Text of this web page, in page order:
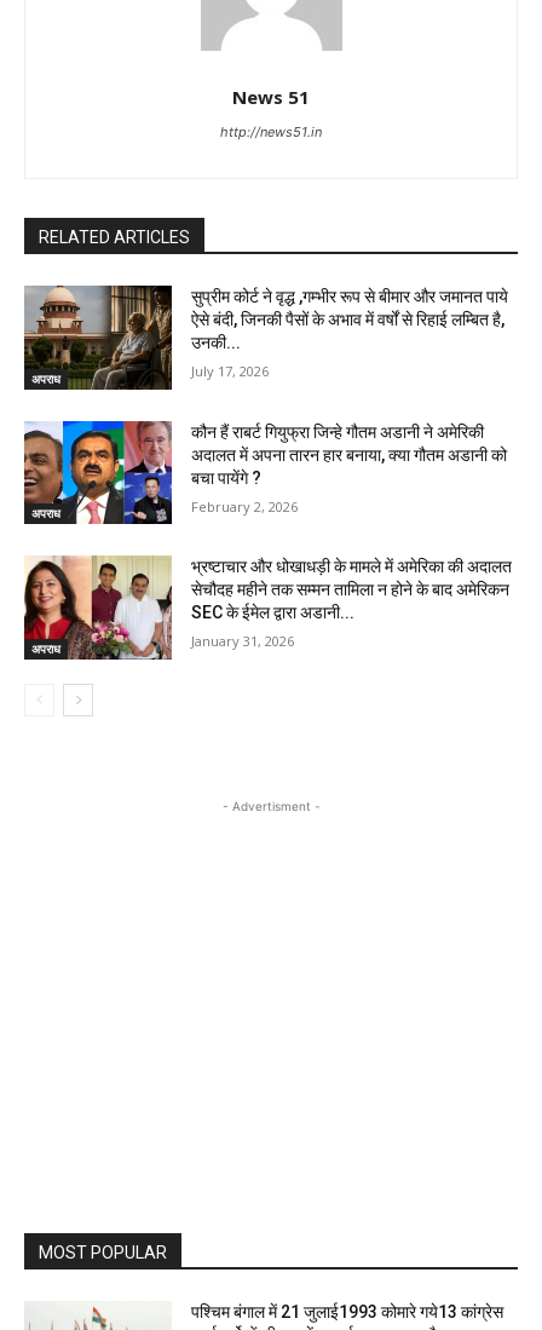
News 51
http://news51.in
RELATED ARTICLES
अपराध
सुप्रीम कोर्ट ने वृद्ध ,गम्भीर रूप से बीमार और जमानत पाये
ऐसे बंदी, जिनकी पैसों के अभाव में वर्षों से रिहाई लम्बित है,
उनकी...
July 17, 2026
अपराध
कौन हैं राबर्ट गियुफ्रा जिन्हे गौतम अडानी ने अमेरिकी
अदालत में अपना तारन हार बनाया, क्या गौतम अडानी को
बचा पायेंगे ?
February 2, 2026
अपराध
भ्रष्टाचार और धोखाधड़ी के मामले में अमेरिका की अदालत
सेचौदह महीने तक सम्मन तामिला न होने के बाद अमेरिकन
SEC के ईमेल द्वारा अडानी...
January 31, 2026
- Advertisment -
MOST POPULAR
पश्चिम बंगाल में 21 जुलाई1993 कोमारे गये13 कांग्रेस